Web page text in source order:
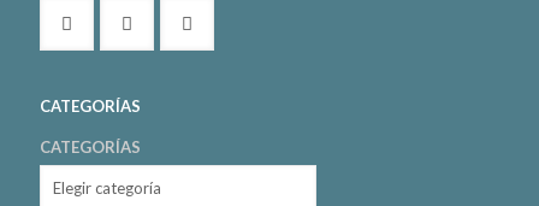
CATEGORÍAS
CATEGORÍAS